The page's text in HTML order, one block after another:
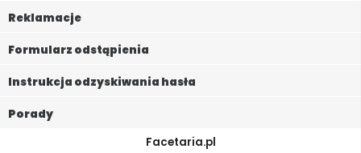
Reklamacje
Formularz odstąpienia
Instrukcja odzyskiwania hasła
Porady
Facetaria.pl